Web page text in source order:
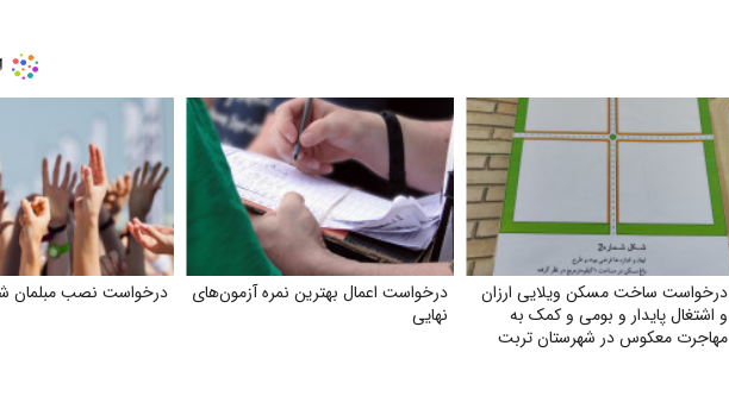
درخواست ساخت مسکن ویلایی ارزان
و اشتغال پایدار و بومی و کمک به
مهاجرت معکوس در شهرستان تربت
درخواست اعمال بهترین نمره آزمون‌های
نهایی
درخواست نصب مبلمان